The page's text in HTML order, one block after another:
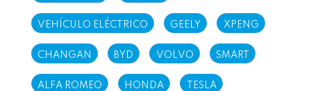
VEHÍCULO ELÉCTRICO GEELY XPENG
CHANGAN BYD VOLVO SMART
ALFA ROMEO HONDA TESLA